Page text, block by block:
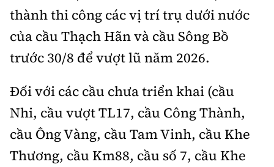
thành thi công các vị trí trụ dưới nước
của cầu Thạch Hãn và cầu Sông Bồ
trước 30/8 để vượt lũ năm 2026.
Đối với các cầu chưa triển khai (cầu
Nhi, cầu vượt TL17, cầu Công Thành,
cầu Ông Vàng, cầu Tam Vinh, cầu Khe
Thương, cầu Km88, cầu số 7, cầu Khe